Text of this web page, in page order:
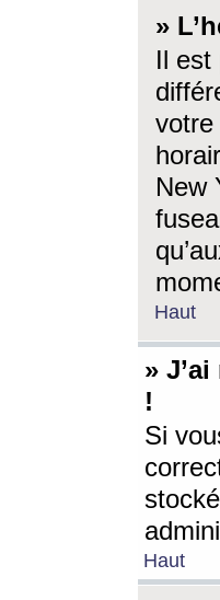
»
Il est
votre
New
Haut
»
!
Si
Haut